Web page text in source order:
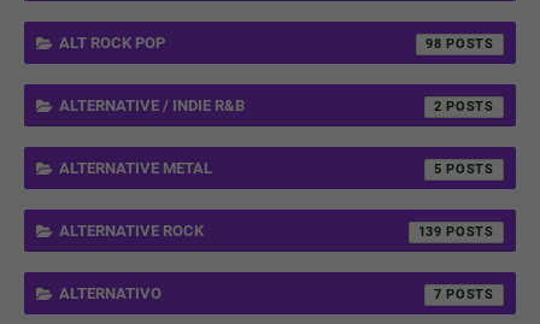
ALT ROCK POP 98
ALTERNATIVE / INDIE R&B 2
ALTERNATIVE METAL 5
ALTERNATIVE ROCK 139
ALTERNATIVO 7